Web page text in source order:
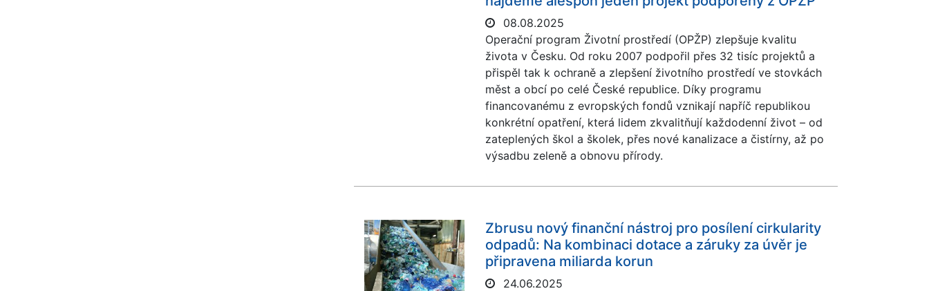
08.08.2025
Operační program Životní prostředí (OPŽP) zlepšuje kvalitu
života v Česku. Od roku 2007 podpořil přes 32 tisíc projektů a
přispěl tak k ochraně a zlepšení životního prostředí ve stovkách
měst a obcí po celé České republice. Díky programu
financovanému z evropských fondů vznikají napříč republikou
konkrétní opatření, která lidem zkvalitňují každodenní život – od
zateplených škol a školek, přes nové kanalizace a čistírny, až po
výsadbu zeleně a obnovu přírody.
Zbrusu nový finanční nástroj pro posílení cirkularity
odpadů: Na kombinaci dotace a záruky za úvěr je
připravena miliarda korun
24.06.2025